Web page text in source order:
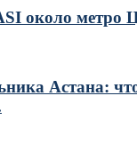
около метро
Астана: